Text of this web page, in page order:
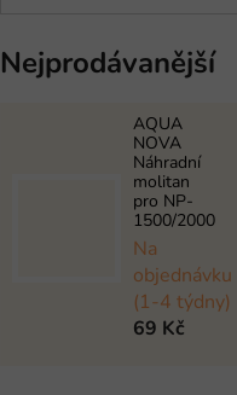
Nejprodávanější
AQUA
NOVA
Náhradní
molitan
pro NP-
1500/2000
Na
objednávku
(1-4 týdny)
69 Kč